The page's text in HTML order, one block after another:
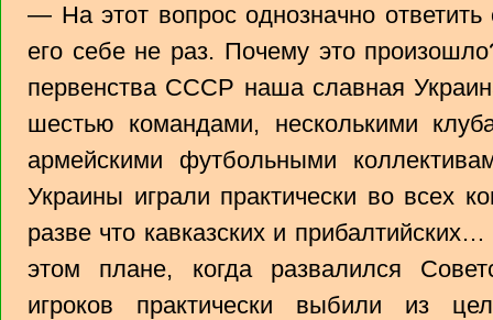
— На этот вопрос однозначно
его себе не раз. Почему это
первенства СССР наша славная
шестью командами, несколькими
армейскими футбольными
Украины играли практически во всех
разве что кавказских и
этом плане, когда развалился
игроков практически выбили из